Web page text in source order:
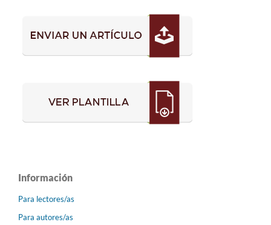
Información
Para lectores/as
Para autores/as